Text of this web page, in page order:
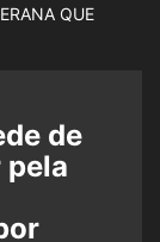
QUE
de
pela